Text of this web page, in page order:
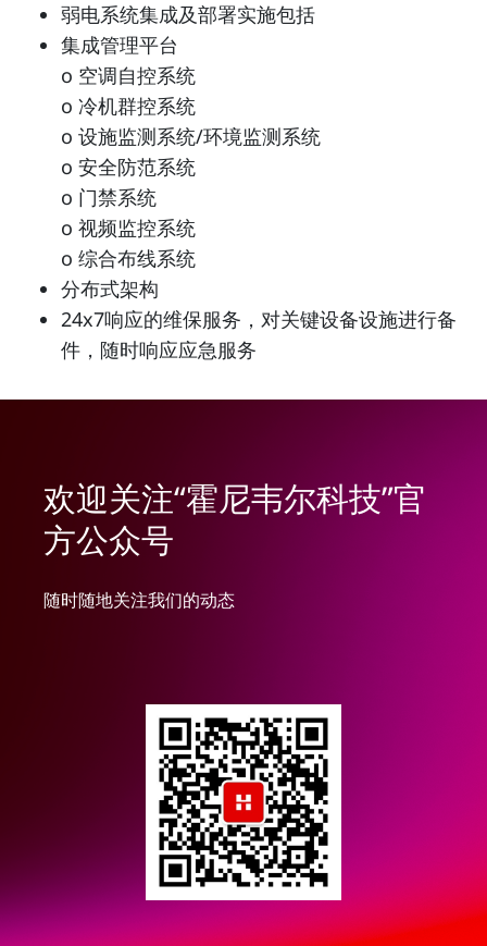
弱电系统集成及部署实施包括
集成管理平台
o 空调自控系统
o 冷机群控系统
o 设施监测系统/环境监测系统
o 安全防范系统
o 门禁系统
o 视频监控系统
o 综合布线系统
分布式架构
24x7响应的维保服务，对关键设备设施进行备
件，随时响应应急服务
欢迎关注“霍尼韦尔科技”官
方公众号
随时随地关注我们的动态